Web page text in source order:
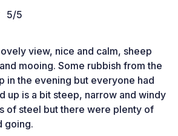
5/5
view, nice and calm, sheep
mooing. Some rubbish from the
in the evening but everyone had
up is a bit steep, narrow and windy
of steel but there were plenty of
going.